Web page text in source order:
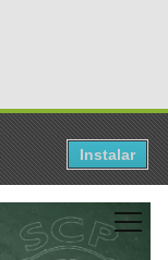
Instalar